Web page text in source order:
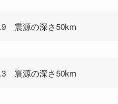
震源の深さ50km
震源の深さ50km